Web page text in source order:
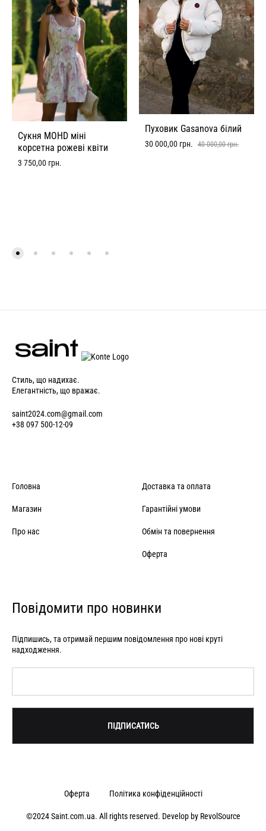
Сукня MOHD міні
корсетна рожеві квіти
3 750,00 грн.
Пуховик Gasanova білий
30 000,00 грн. 40 000,00грн.
Стиль, що надихає.
Елегантність, що вражає.
saint2024.com@gmail.com
+38 097 500-12-09
Головна
Магазин
Про нас
Доставка та оплата
Гарантійні умови
Обмін та повернення
Оферта
Повідомити про новинки
Підпишись, та отримай першим повідомлення про нові круті
надходження.
©2024 Saint.com.ua. All rights reserved. Develop by RevolSource
Оферта Політика конфіденційності